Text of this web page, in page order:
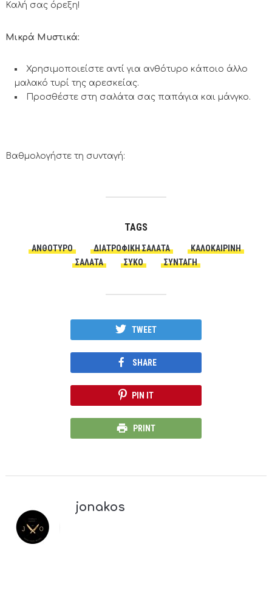
Καλή σας όρεξη!
Μικρά Μυστικά:
Χρησιμοποιείστε αντί για ανθότυρο κάποιο άλλο
μαλακό τυρί της αρεσκείας.
Προσθέστε στη σαλάτα σας παπάγια και μάνγκο.
Βαθμολογήστε τη συνταγή:
TAGS
ΑΝΘΌΤΥΡΟ ΔΙΑΤΡΟΦΙΚΗ ΣΑΛΑΤΑ
ΚΑΛΟΚΑΙΡΙΝΉ
ΣΑΛΆΤΑ
ΣΥΚΟ ΣΥΝΤΑΓΗ
TWEET
SHARE
PIN IT
PRINT
jonakos